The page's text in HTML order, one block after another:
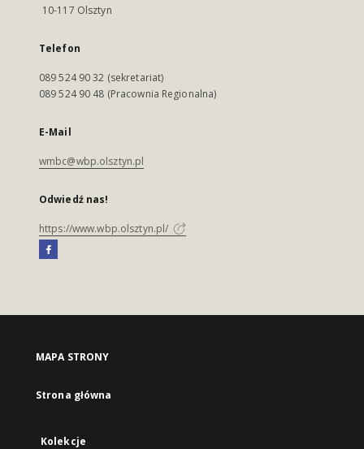
10-117 Olsztyn
Telefon
089 524 90 32 (sekretariat)
089 524 90 48 (Pracownia Regionalna)
E-Mail
wmbc@wbp.olsztyn.pl
Odwiedź nas!
https://www.wbp.olsztyn.pl/
MAPA STRONY
Strona główna
Kolekcje